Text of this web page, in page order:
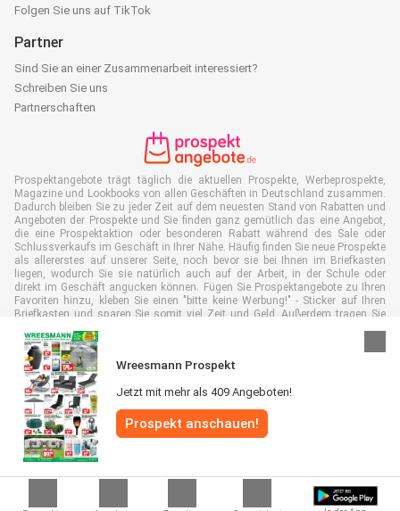
Wreesmann Prospekt
Jetzt mit mehr als 409 Angeboten!
Prospekt anschauen!
Folgen Sie uns auf TikTok
Partner
Sind Sie an einer Zusammenarbeit interessiert?
Schreiben Sie uns
Partnerschaften
Prospektangebote trägt täglich die aktuellen Prospekte, Werbeprospekte,
Magazine und Lookbooks von allen Geschäften in Deutschland zusammen.
Dadurch bleiben Sie zu jeder Zeit auf dem neuesten Stand von Rabatten und
Angeboten der Prospekte und Sie finden ganz gemütlich das eine Angebot,
die eine Prospektaktion oder besonderen Rabatt während des Sale oder
Schlussverkaufs im Geschäft in Ihrer Nähe. Häufig finden Sie neue Prospekte
als allererstes auf unserer Seite, noch bevor sie bei Ihnen im Briefkasten
liegen, wodurch Sie sie natürlich auch auf der Arbeit, in der Schule oder
direkt im Geschäft angucken können. Fügen Sie Prospektangebote zu Ihren
Favoriten hinzu, kleben Sie einen "bitte keine Werbung!" - Sticker auf Ihren
Briefkasten und sparen Sie somit viel Zeit und Geld. Außerdem tragen Sie
ist.
Alle Rechte vorbehalten © Prospektangebote.de 2026 |
|Allgemeine Geschäftsbedingungen